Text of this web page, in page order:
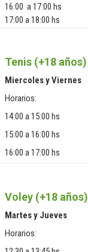
16:00 a 17:00 hs
17:00 a 18:00 hs
Tenis (+18 años)
Miercoles y Viernes
Horarios:
14:00 a 15:00 hs
15:00 a 16:00 hs
16:00 a 17:00 hs
Voley (+18 años)
Martes y Jueves
Horarios: